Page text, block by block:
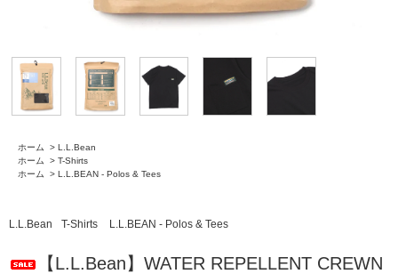
ホーム > L.L.Bean
ホーム
> T-Shirts
ホーム
> L.L.BEAN - Polos & Tees
L.L.Bean T-Shirts L.L.BEAN - Polos & Tees
【L.L.Bean】WATER REPELLENT CREWN